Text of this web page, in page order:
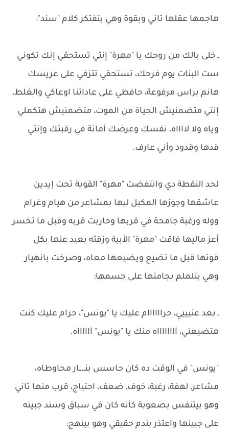
هاجمها عقلها تاني وبقوة وهي بتفتكر كلام "سند":
ـ خلى بالك من روحك يا "مهرة" إنتي تستحقي إنك تكوني
ست البنات يوم فرحك، تستحقي تتزفي على عريسك
هانم براس مرفوعة، حافظي على عاداتنا اوعاكي والغلط،
إنتي متضمنيش الحياة من الموت، متضمنيش هتكملي
وياه ولا لااااه، نفسك وعرضك أمانة في رقبتك وإنتي
قدها وقدود وأني عارف.
لحد النقطة دي وانتفضت "مهرة" القوية تحت إيدين
عاشقها وجوزها المكبل ليها بمشاعر من هيام وغرام
ووله ورغبة جامحة في قربها وحاربت قربه وقبل ما تخسر
أعز ماليها فاقت "مهرة" الأبية وزقته بعيد عنها بكل
قوتها قبل ما تضيع ويضيعها معاه، وصرخت بانهيار
وهي بتلملم بجامتها على جسمها:
ـ بعد عنيييي، حراااااام عليك يا "يونس"، حرام عليك كنت
هتضيعني، آاااااااه منك يا "يونس" آاااااه.
"يونس" في الوقت ده كان حاسس بنـ.ــار محاوطاه،
مشاعر، لهفة، رغبة، خوف، ضعف، احتياج، قرب منها تاني
وهو بيتنفس بصعوبة كأنه كان في سباق وسند جبينه
على جبينها واعتذر بندم حقيقي وهو بينهج: